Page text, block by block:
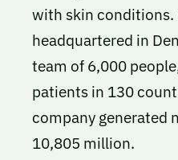
with skin conditions.
headquartered in
team of 6,000
patients in 130
company generated
10,805 million.